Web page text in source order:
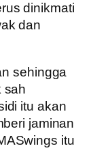
dinikmati
dan
sehingga
sah
itu akan
jaminan
itu